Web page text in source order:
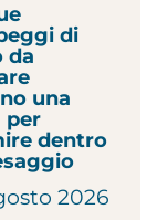
di
da
una
per
dentro
2026